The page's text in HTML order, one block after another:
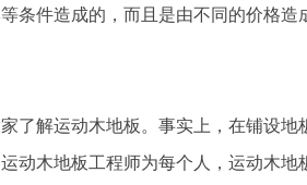
条件造成的，而且是由不同的价格造
解运动木地板。事实上，在铺设地
动木地板工程师为每个人，运动木地